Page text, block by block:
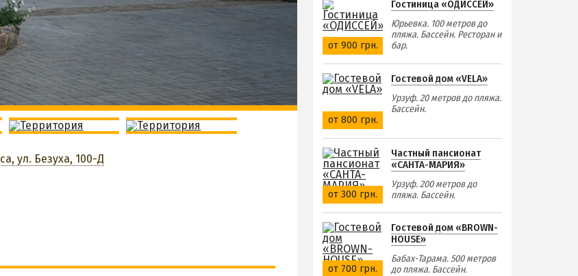
ул. Безуха, 100-Д
от 900 грн.
Гостиница «ОДИССЕЙ»
Юрьевка. 100 метров до
пляжа. Бассейн. Ресторан и
бар.
от 800 грн.
Гостевой дом «VELA»
Урзуф. 20 метров до пляжа.
Бассейн.
от 300 грн.
Частный пансионат
«САНТА-МАРИЯ»
Урзуф. 200 метров до
пляжа. Бассейн.
от 700 грн.
Гостевой дом «BROWN-
HOUSE»
Бабах-Тарама. 500 метров
до пляжа. Бассейн.